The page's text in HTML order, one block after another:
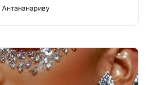
Антананариву